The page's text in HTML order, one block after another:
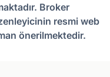
Broker
resmi web
önerilmektedir.